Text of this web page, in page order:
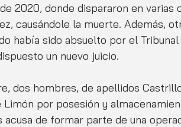
2020, donde dispararon en varias
causándole la muerte. Además,
había sido absuelto por el
un nuevo juicio.
dos hombres, de apellidos
Limón por posesión y
acusa de formar parte de una